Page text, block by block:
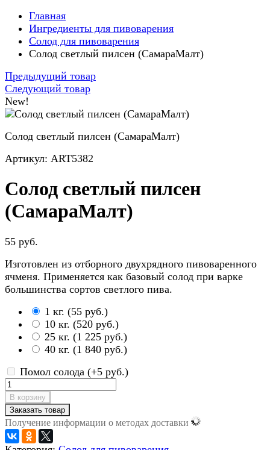
Главная
Ингредиенты для пивоварения
Солод для пивоварения
Солод светлый пилсен (СамараМалт)
Предыдущий товар
Следующий товар
New!
Солод светлый пилсен (СамараМалт)
Артикул: ART5382
Солод светлый пилсен
(СамараМалт)
55 руб.
Изготовлен из отборного двухрядного пивоваренного
ячменя. Применяется как базовый солод при варке
большинства сортов светлого пива.
1 кг. (55 руб.)
10 кг. (520 руб.)
25 кг. (1 225 руб.)
40 кг. (1 840 руб.)
Помол солода (+5 руб.)
В корзину
Заказать товар
Получение информации о методах доставки